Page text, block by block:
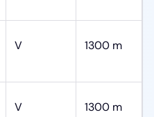
V 1300 m
V 1300 m